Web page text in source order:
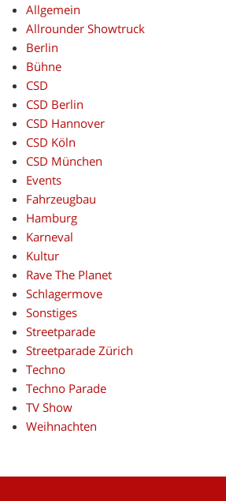
Allgemein
Allrounder Showtruck
Berlin
Bühne
CSD
CSD Berlin
CSD Hannover
CSD Köln
CSD München
Events
Fahrzeugbau
Hamburg
Karneval
Kultur
Rave The Planet
Schlagermove
Sonstiges
Streetparade
Streetparade Zürich
Techno
Techno Parade
TV Show
Weihnachten